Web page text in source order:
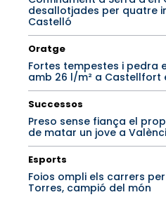
desallotjades per quatre
Castelló
Oratge
Fortes tempestes i pedra
amb 26 l/m² a Castellfort
Successos
Preso sense fiança el
de matar un jove a
Esports
Foios ompli els carrers
Torres, campió del món